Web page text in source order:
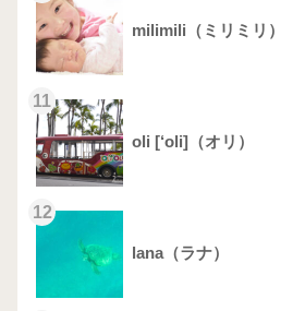
milimili（ミリミリ）
11
oli [‘oli]（オリ）
12
lana（ラナ）